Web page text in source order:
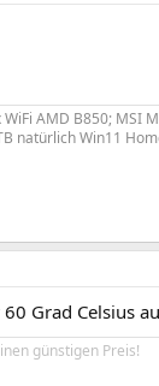
AMD B850; MSI
natürlich Win11
Grad Celsius
günstigen Preis!